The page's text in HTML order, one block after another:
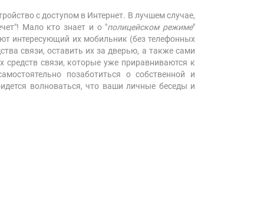
с доступом в Интернет. В лучшем случае,
Мало кто знает и о "полицейском режиме"
интересующий их мобильник (без телефонных
связи, оставить их за дверью, а также сами
связи, которые уже приравниваются к
позаботиться о собственной и
волноваться, что ваши личные беседы и